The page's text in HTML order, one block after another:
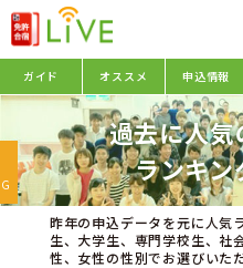
ガイド オススメ 申込情報
過去に人
ランキ
昨年の申込データを元に人気
生、大学生、専門学校生、社
性、女性の性別でお選びいた